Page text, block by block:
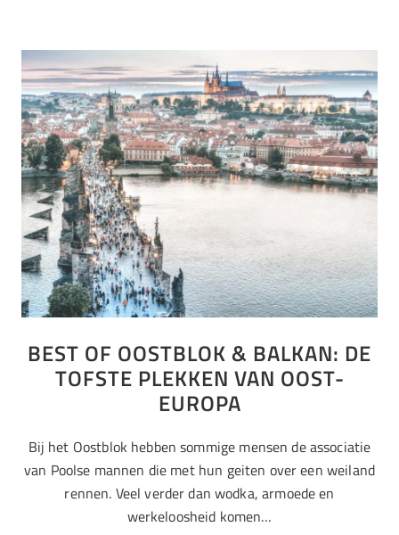
BEST OF OOSTBLOK & BALKAN: DE
TOFSTE PLEKKEN VAN OOST-
EUROPA
Bij het Oostblok hebben sommige mensen de associatie
van Poolse mannen die met hun geiten over een weiland
rennen. Veel verder dan wodka, armoede en
werkeloosheid komen…